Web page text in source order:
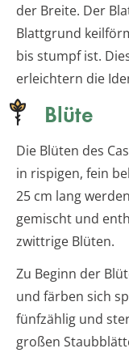
der Breite. Der
Blattgrund
bis stumpf ist.
erleichtern die
Blüte
Die Blüten des
in rispigen, fein
25 cm lang
gemischt und
zwittrige Blüten.
Zu Beginn der
und färben sich
fünfzählig und
großen